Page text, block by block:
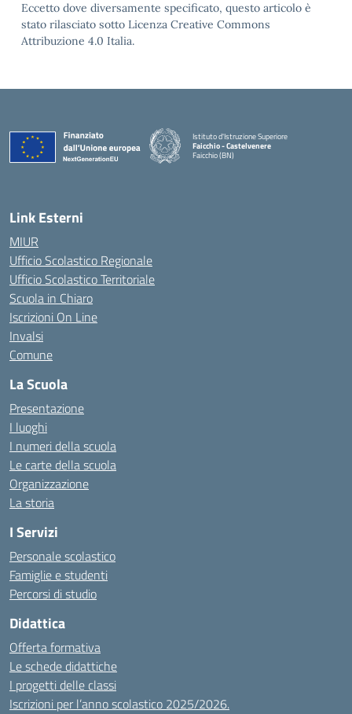
Eccetto dove diversamente specificato, questo articolo è
stato rilasciato sotto Licenza Creative Commons
Attribuzione 4.0 Italia.
Istituto d'Istruzione Superiore
Faicchio - Castelvenere
Faicchio (BN)
Link Esterni
MIUR
Ufficio Scolastico Regionale
Ufficio Scolastico Territoriale
Scuola in Chiaro
Iscrizioni On Line
Invalsi
Comune
La Scuola
Presentazione
I luoghi
I numeri della scuola
Le carte della scuola
Organizzazione
La storia
I Servizi
Personale scolastico
Famiglie e studenti
Percorsi di studio
Didattica
Offerta formativa
Le schede didattiche
I progetti delle classi
Iscrizioni per l’anno scolastico 2025/2026.